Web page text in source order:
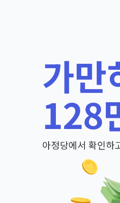
가만
128
아정당에서 확인하